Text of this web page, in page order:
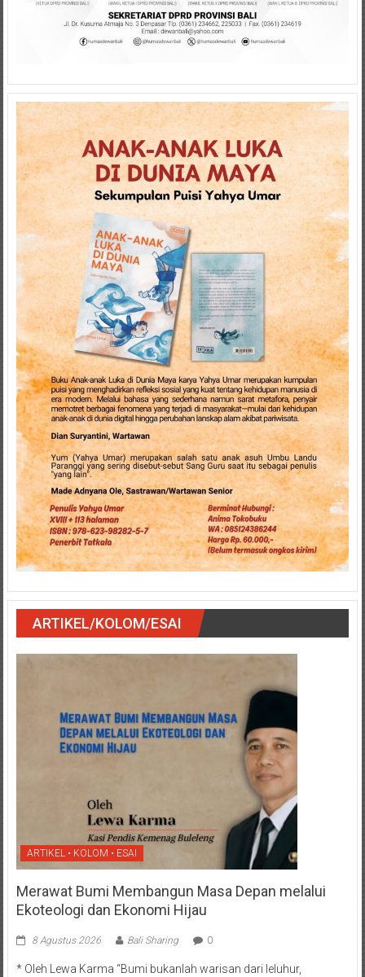
ARTIKEL/KOLOM/ESAI
ARTIKEL • KOLOM • ESAI
Merawat Bumi Membangun Masa Depan melalui
Ekoteologi dan Ekonomi Hijau
8 Agustus 2026 Bali Sharing 0
* Oleh Lewa Karma “Bumi bukanlah warisan dari leluhur,